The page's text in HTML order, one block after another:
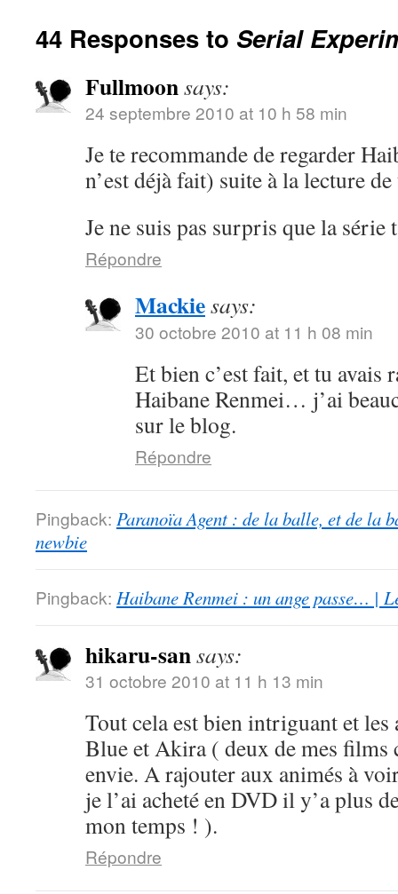
44 Responses to Serial
Fullmoonsays:
24 septembre 2010 at 10 h 58 min
Je te recommande de regarder
n’est déjà fait) suite à la lecture
Je ne suis pas surpris que la série
Répondre
Mackiesays:
30 octobre 2010 at 11 h 08 min
Et bien c’est fait, et tu avais
Haibane Renmei… j’ai
sur le blog.
Répondre
Pingback: Paranoïa Agent : de la balle, et de la
newbie
Pingback: Haibane Renmei : un ange passe… |
hikaru-sansays:
31 octobre 2010 at 11 h 13 min
Tout cela est bien intriguant et les
Blue et Akira ( deux de mes films
envie. A rajouter aux animés à
je l’ai acheté en DVD il y’a plus
mon temps ! ).
Répondre